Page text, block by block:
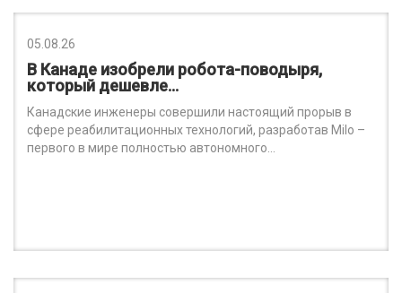
05.08.26
В Канаде изобрели робота-поводыря,
который дешевле…
Канадские инженеры совершили настоящий прорыв в
сфере реабилитационных технологий, разработав Milo –
первого в мире полностью автономного…